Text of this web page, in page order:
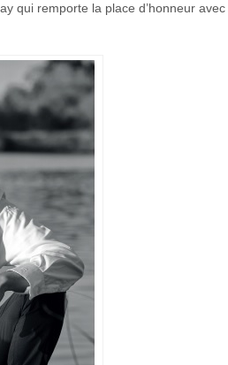
qui remporte la place d’honneur